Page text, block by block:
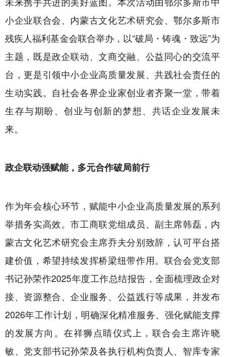
小企业联合会、内蒙古文化艺术研究会、鄂尔多斯市
残疾人福利基金会联合举办，以“破局・铸魂・致远”为
主题，既是政企联动、文商交融、公益同心的交流平
台，更是引领中小企业高质量发展、共践社会责任的
生动实践。自社会各界企业家创业者齐聚一堂，带着
生存与期盼、创业与创新的梦想、共话企业发展未
来。
政企联动强赋能，多元合作破局前行
作为年会核心环节，赋能中小企业高质量发展的系列
举措务实高效。市工商联党组成员、副主席韩磊，内
蒙古文化艺术研究会主席乔夫分别致辞，认可平台搭
建价值，希望持续发挥桥梁纽带作用。联合会党支部
书记孙荣作2025年度工作总结报告，全面梳理政企对
接、资源整合、企业服务、公益践行等成果，并发布
2026年工作计划，明确深化精准服务、强化赋能支撑
的发展方向。在祥狮点睛仪式上，联合会主席许晓
敏、党支部书记孙荣及各执行机构负责人、智库专家